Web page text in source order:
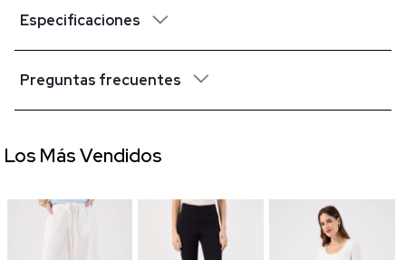
Especificaciones
Preguntas frecuentes
Los Más Vendidos